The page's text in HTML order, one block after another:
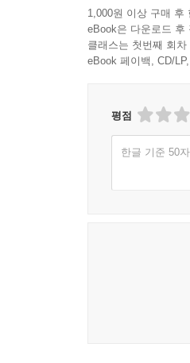
1,000원 이상 구매 후
eBook은 다운로드 후
클래스는 첫번째 회
eBook 페이백, CD/
평점
한글 기준 50